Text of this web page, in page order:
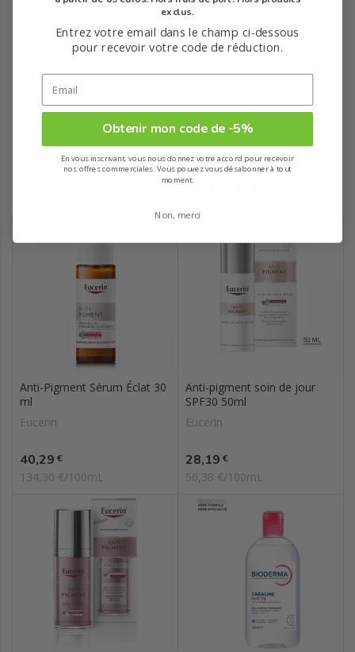
Recommandé pour vous
Anti-Pigment Sérum Éclat 30
ml
Eucerin
Prix
40,29 €
134,30 €/100mL
Anti-pigment soin de jour
SPF30 50ml
Eucerin
Prix
28,19 €
56,38 €/100mL
exclus.
Entrez votre email dans le champ ci-dessous
pour recevoir votre code de réduction.
Obtenir mon code de -5%
En vous inscrivant, vous nous donnez votre accord pour recevoir
nos offres commerciales. Vous pouvez vous désabonner à tout
moment.
Non, merci